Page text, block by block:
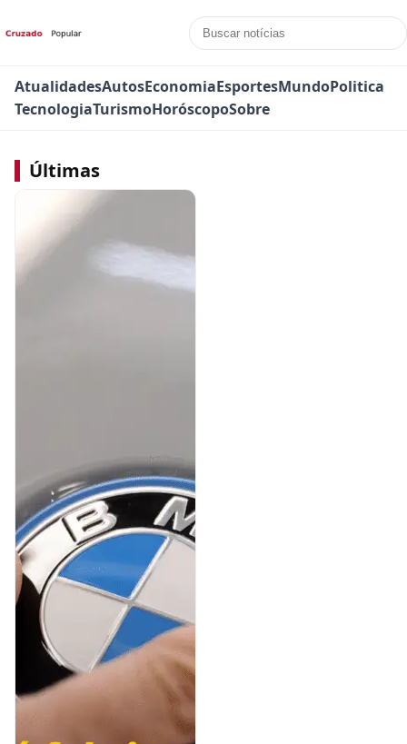
AtualidadesAutosEconomiaEsportesMundoPolitica
TecnologiaTurismoHoróscopoSobre
Últimas